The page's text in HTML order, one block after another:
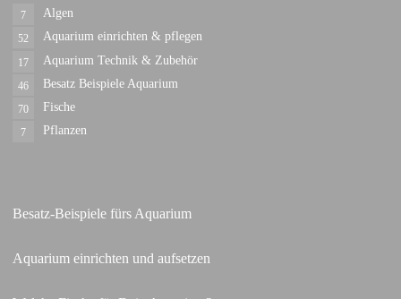
Algen
7
Aquarium einrichten & pflegen
52
Aquarium Technik & Zubehör
17
Besatz Beispiele Aquarium
46
Fische
70
Pflanzen
7
Besatz-Beispiele fürs Aquarium
Aquarium einrichten und aufsetzen